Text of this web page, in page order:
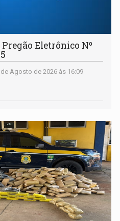
Pregão Eletrônico Nº
de Agosto de 2026 às 16:09